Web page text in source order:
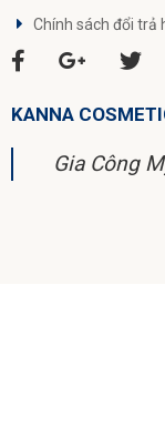
Chính sách đổi trả
KANNA
Gia Công